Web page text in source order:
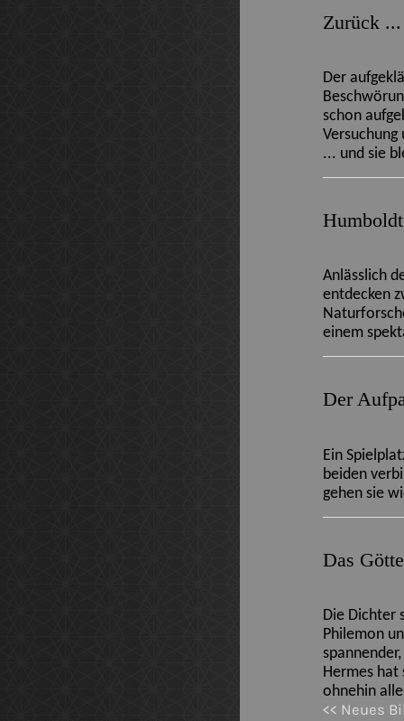
Zurück ...
Der
schon
... und sie
Anlässlich
entdecken
einem
Der
Ein
beiden
gehen sie
Das
Die Dichter
Philemon
Hermes
ohnehin
<< Neues